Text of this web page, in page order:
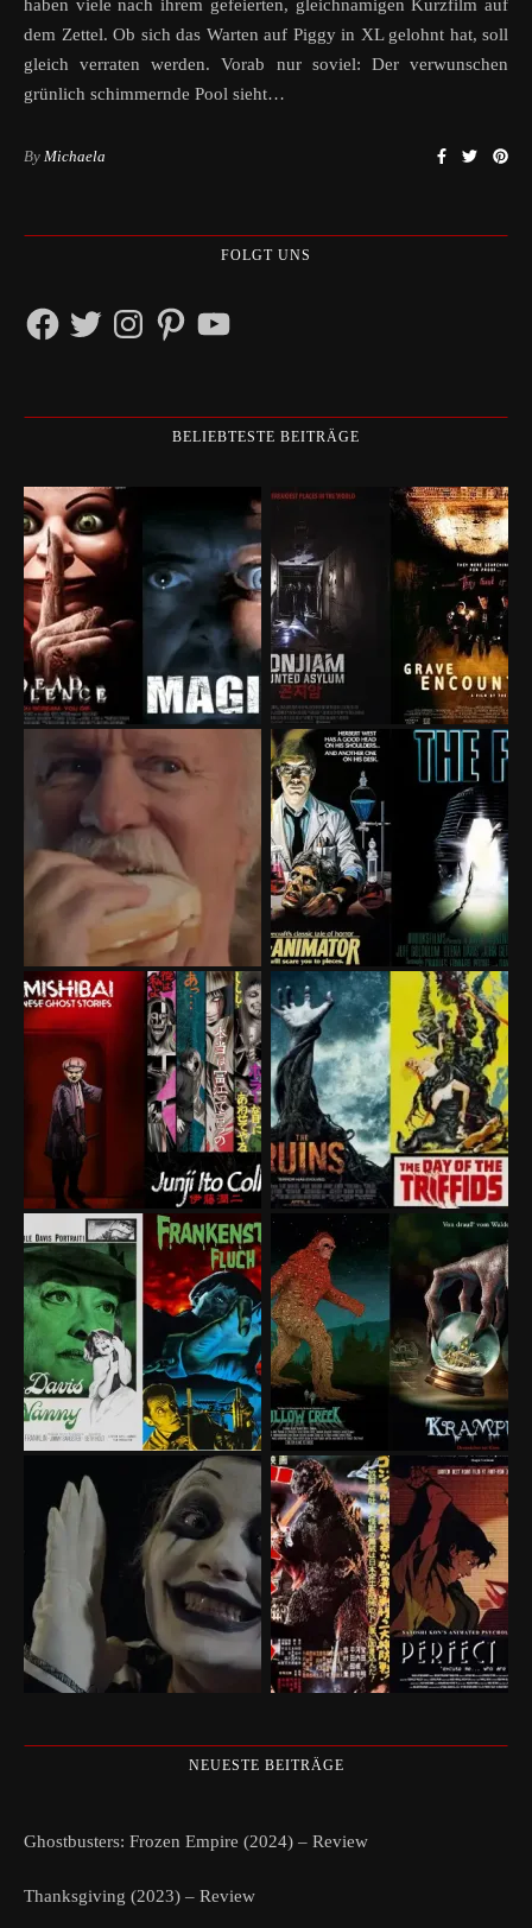
haben viele nach ihrem gefeierten, gleichnamigen Kurzfilm auf
dem Zettel. Ob sich das Warten auf Piggy in XL gelohnt hat, soll
gleich verraten werden. Vorab nur soviel: Der verwunschen
grünlich schimmernde Pool sieht…
By Michaela
FOLGT UNS
FacebookTwitterInstagramPinterestYouTube
BELIEBTESTE BEITRÄGE
NEUESTE BEITRÄGE
Ghostbusters: Frozen Empire (2024) – Review
Thanksgiving (2023) – Review